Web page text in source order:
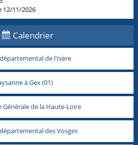
12/11/2026
Calendrier
de l'Isère
à Gex (01)
Générale de la Haute-Loire
des Vosges